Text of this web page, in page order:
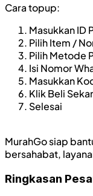
Cara topup:
Masukkan ID
Pilih Item /
Pilih Metode
Isi Nomor
Masukkan
Klik Beli
Selesai
MurahGo siap
bersahabat,
Ringkasan